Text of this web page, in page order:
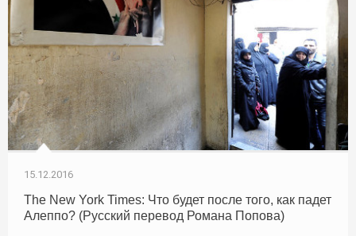
15.12.2016
The New York Times: Что будет после того, как падет
Алеппо? (Русский перевод Романа Попова)